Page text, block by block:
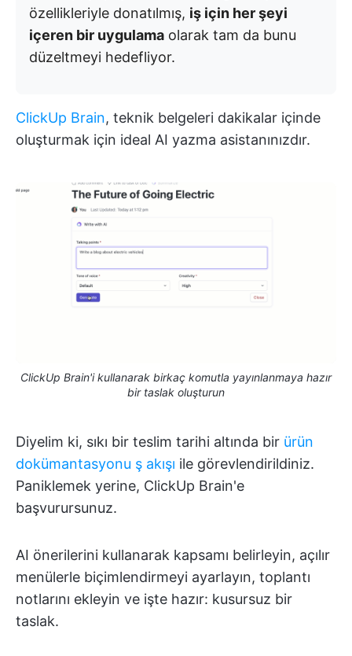
özellikleriyle donatılmış, iş için her şeyi
içeren bir uygulama olarak tam da bunu
düzeltmeyi hedefliyor.
ClickUp Brain, teknik belgeleri dakikalar içinde
oluşturmak için ideal AI yazma asistanınızdır.
ClickUp Brain'i kullanarak birkaç komutla yayınlanmaya hazır
bir taslak oluşturun
Diyelim ki, sıkı bir teslim tarihi altında bir ürün
dokümantasyonu ş akışı ile görevlendirildiniz.
Paniklemek yerine, ClickUp Brain'e
başvurursunuz.
AI önerilerini kullanarak kapsamı belirleyin, açılır
menülerle biçimlendirmeyi ayarlayın, toplantı
notlarını ekleyin ve işte hazır: kusursuz bir
taslak.